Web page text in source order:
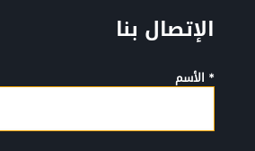
الإتصال بنا
* الأسم